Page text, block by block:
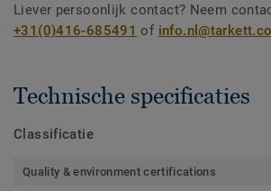
Liever persoonlijk contact? Neem
+31(0)416-685491 of
Technische specificaties
Classificatie
Quality & environment certifications